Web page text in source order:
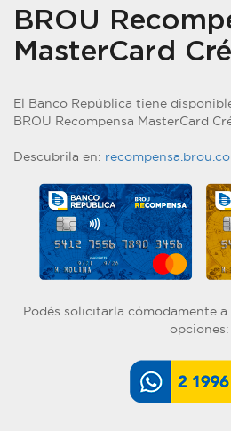
BROU
MasterCard
El Banco República tiene
BROU Recompensa MasterCard
Descubrila en:
Podés solicitarla cómodamente
opciones: